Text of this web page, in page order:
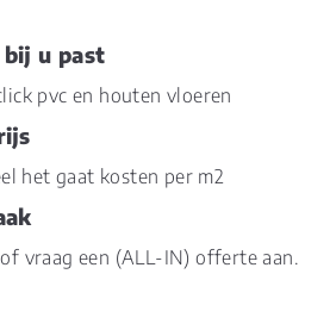
Deep Embossed
23, 33, 42
bij u past
pvc en houten vloeren
het gaat kosten per m2
vraag een (ALL-IN) offerte aan.